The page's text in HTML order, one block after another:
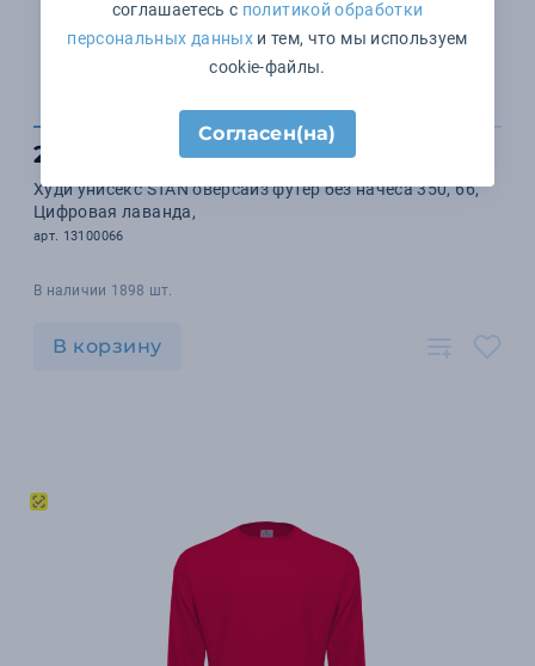
2 248 ₽
Худи унисекс STAN оверсайз футер без начёса 350, 66,
Цифровая лаванда,
арт. 13100066
В наличии 1898 шт.
В корзину
соглашаетесь с политикой обработки
персональных данныхи тем, что мы используем
cookie-файлы.
Согласен(на)